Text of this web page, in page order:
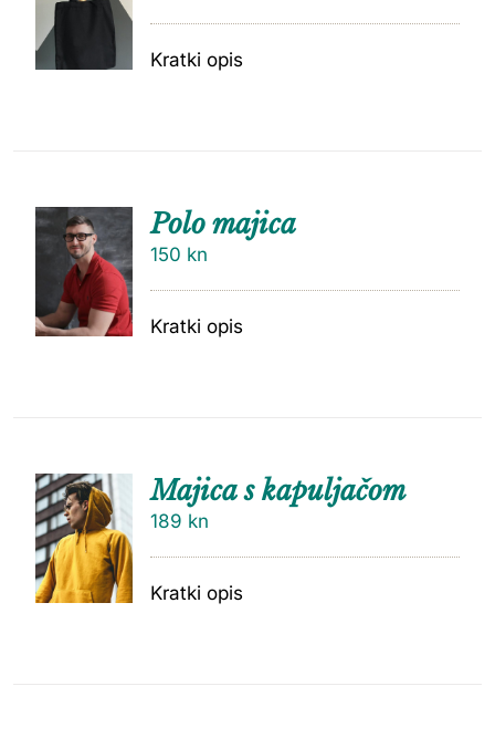
Kratki opis
DODAJ
U
KOŠARI
Polo majica
150 kn
Kratki opis
U
KOŠARI
Majica s kapuljačom
189 kn
Kratki opis